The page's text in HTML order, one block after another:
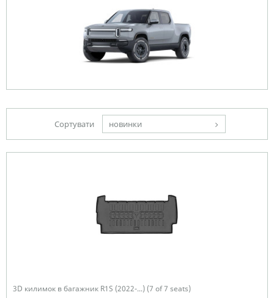
Сортувати новинки
3D килимок в багажник R1S (2022-...) (7 of 7 seats)